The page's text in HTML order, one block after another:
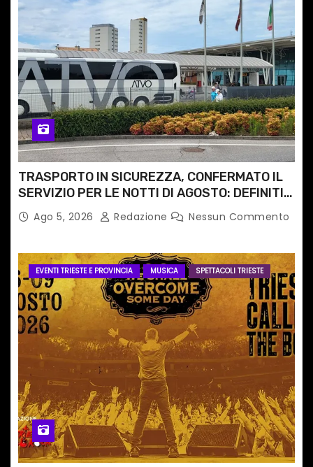
TRASPORTO IN SICUREZZA, CONFERMATO IL
SERVIZIO PER LE NOTTI DI AGOSTO: DEFINITI
PERCORSI, FERMATE E ORARIO
Ago 5, 2026 Redazione Nessun Commento
EVENTI TRIESTE E PROVINCIA MUSICA SPETTACOLI TRIESTE